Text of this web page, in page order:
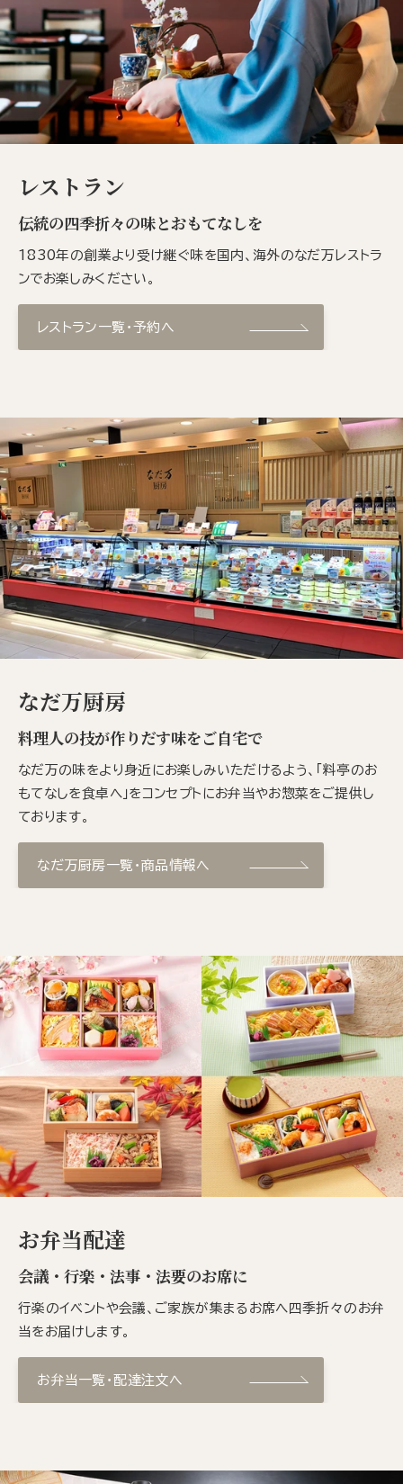
レストラン
伝統の四季折々の味とおもてなしを
1830年の創業より受け継ぐ味を国内、海外のなだ万レストラ
ンでお楽しみください。
レストラン一覧・予約へ
なだ万厨房
料理人の技が作りだす味をご自宅で
なだ万の味をより身近にお楽しみいただけるよう、「料亭のお
もてなしを食卓へ」をコンセプトにお弁当やお惣菜をご提供し
ております。
なだ万厨房一覧・商品情報へ
お弁当配達
会議・行楽・法事・法要のお席に
行楽のイベントや会議、ご家族が集まるお席へ四季折々のお弁
当をお届けします。
お弁当一覧・配達注文へ